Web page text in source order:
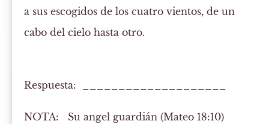
a sus escogidos de los cuatro vientos, de un
cabo del cielo hasta otro.
Respuesta: ____________________
NOTA: Su angel guardián (Mateo 18:10)